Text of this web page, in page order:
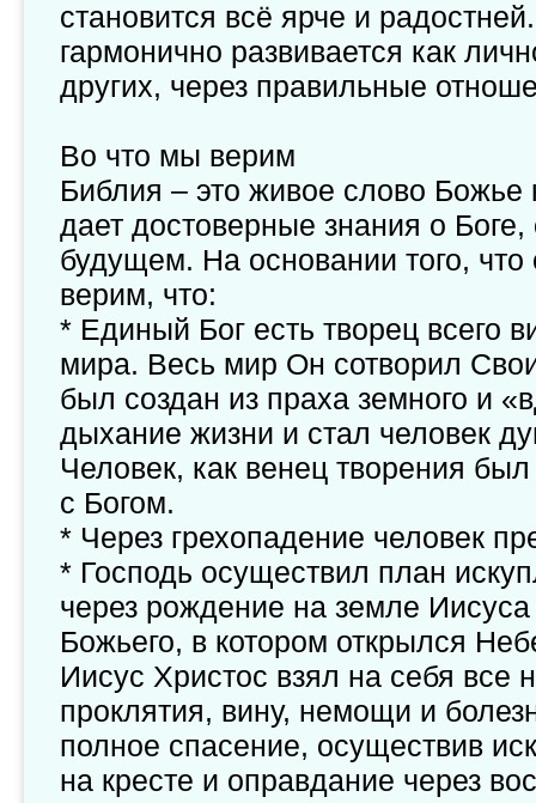
становится всё ярче и
гармонично развивается как
других, через правильные
Во что мы верим
Библия – это живое слово Божье
дает достоверные знания о Боге,
будущем. На основании того,
верим, что:
* Единый Бог есть творец всего
мира. Весь мир Он сотворил
был создан из праха земного и
дыхание жизни и стал человек
Человек, как венец творения
с Богом.
* Через грехопадение человек
* Господь осуществил план
через рождение на земле
Божьего, в котором открылся
Иисус Христос взял на себя все
проклятия, вину, немощи и
полное спасение, осуществив
на кресте и оправдание через